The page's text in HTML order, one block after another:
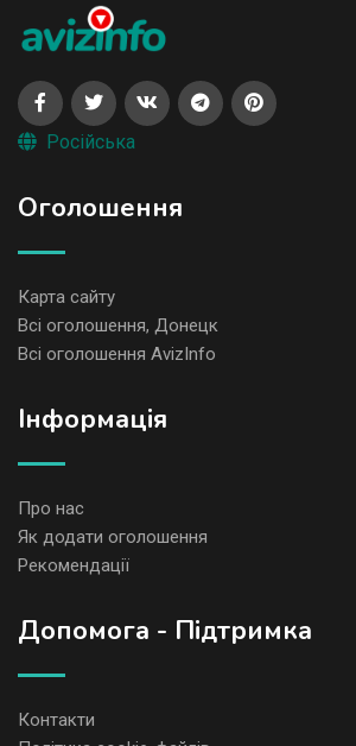
Російська
Оголошення
Карта сайту
Всі оголошення, Донецк
Всі оголошення AvizInfo
Iнформація
Про нас
Як додати оголошення
Рекомендації
Допомога - Підтримка
Контакти